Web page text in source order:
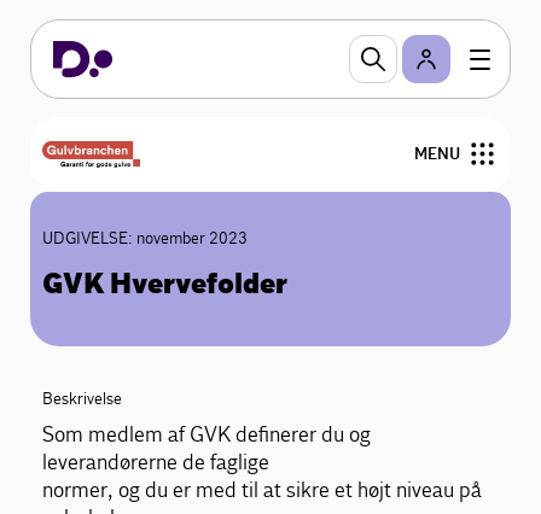
MENU
Nyheder
Arrangementer
For medlemmer
UDGIVELSE: november 2023
GVK Hvervefolder
Beskrivelse
Som medlem af GVK definerer du og
leverandørerne de faglige
normer, og du er med til at sikre et højt niveau på